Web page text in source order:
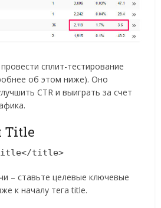
сплит-тестирование
об этом ниже). Оно
CTR и выиграть за счет
Title
title</title>
– ставьте целевые ключевые
к началу тега title.